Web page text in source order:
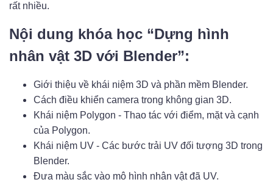
rất nhiều.
Nội dung khóa học “Dựng hình
nhân vật 3D với Blender”:
Giới thiệu về khái niệm 3D và phần mềm Blender.
Cách điều khiển camera trong không gian 3D.
Khái niệm Polygon - Thao tác với điểm, mặt và cạnh
của Polygon.
Khái niệm UV - Các bước trải UV đối tượng 3D trong
Blender.
Đưa màu sắc vào mô hình nhân vật đã UV.